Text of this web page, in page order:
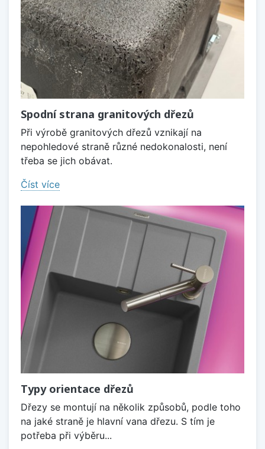
Spodní strana granitových dřezů
Při výrobě granitových dřezů vznikají na
nepohledové straně různé nedokonalosti, není
třeba se jich obávat.
Číst více
Typy orientace dřezů
Dřezy se montují na několik způsobů, podle toho
na jaké straně je hlavní vana dřezu. S tím je
potřeba při výběru...